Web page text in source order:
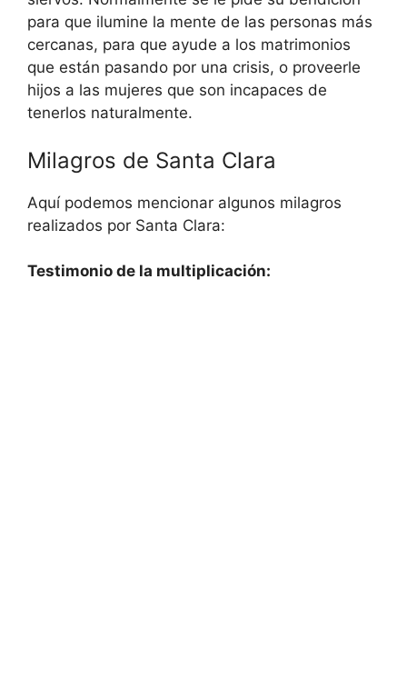
para que ilumine la mente de las personas más
cercanas, para que ayude a los matrimonios
que están pasando por una crisis, o proveerle
hijos a las mujeres que son incapaces de
tenerlos naturalmente.
Milagros de Santa Clara
Aquí podemos mencionar algunos milagros
realizados por Santa Clara:
Testimonio de la multiplicación: